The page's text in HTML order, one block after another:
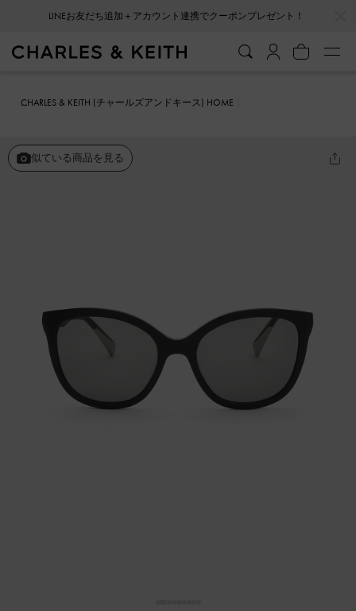
LINEお友だち追加＋アカウント連携でクーポンプレゼント！
CHARLES & KEITH (チャールズアンドキース) HOME
似ている商品を見る